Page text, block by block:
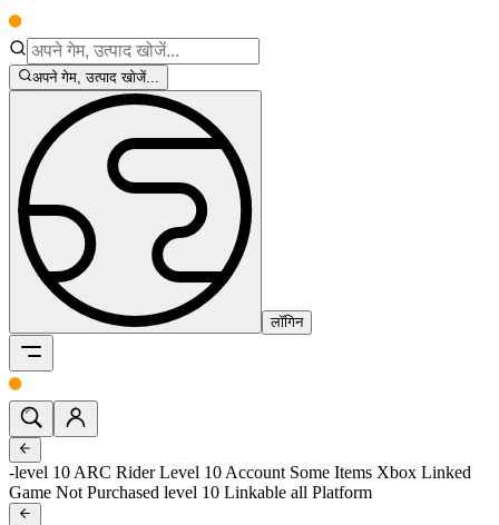
अपने गेम, उत्पाद खोजें...
लॉगिन
-level 10 ARC Rider Level 10 Account Some Items Xbox Linked
Game Not Purchased level 10 Linkable all Platform